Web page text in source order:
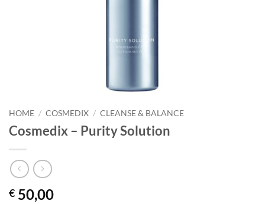
HOME / COSMEDIX / CLEANSE & BALANCE
Cosmedix – Purity Solution
€ 50,00